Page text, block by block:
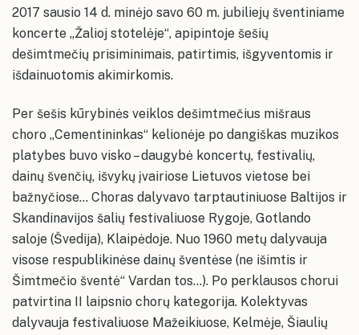
2017 sausio 14 d. minėjo savo 60 m. jubiliejų šventiniame
koncerte „Žalioj stotelėje“, apipintoje šešių
dešimtmečių prisiminimais, patirtimis, išgyventomis ir
išdainuotomis akimirkomis.
Per šešis kūrybinės veiklos dešimtmečius mišraus
choro „Cementininkas“ kelionėje po dangiškas muzikos
platybes buvo visko – daugybė koncertų, festivalių,
dainų švenčių, išvykų įvairiose Lietuvos vietose bei
bažnyčiose... Choras dalyvavo tarptautiniuose Baltijos ir
Skandinavijos šalių festivaliuose Rygoje, Gotlando
saloje (Švedija), Klaipėdoje. Nuo 1960 metų dalyvauja
visose respublikinėse dainų šventėse (ne išimtis ir
Šimtmečio šventė“ Vardan tos...). Po perklausos chorui
patvirtina II laipsnio chorų kategorija. Kolektyvas
dalyvauja festivaliuose Mažeikiuose, Kelmėje, Šiaulių